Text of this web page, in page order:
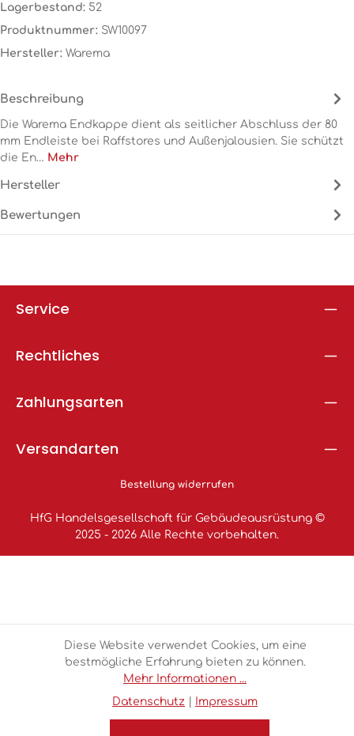
Lagerbestand: 52
Produktnummer: SW10097
Hersteller: Warema
Beschreibung
Die Warema Endkappe dient als seitlicher Abschluss der 80
mm Endleiste bei Raffstores und Außenjalousien. Sie schützt
die En… Mehr
Hersteller
Bewertungen
Service
Rechtliches
Zahlungsarten
Versandarten
Bestellung widerrufen
HfG Handelsgesellschaft für Gebäudeausrüstung ©
2025 - 2026 Alle Rechte vorbehalten.
Diese Website verwendet Cookies, um eine
bestmögliche Erfahrung bieten zu können.
Mehr Informationen ...
Datenschutz
Impressum